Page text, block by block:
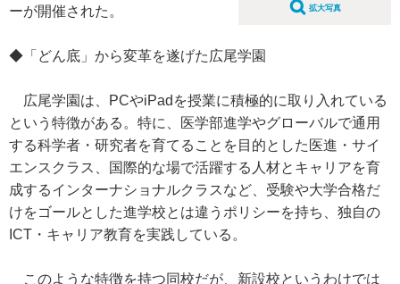
拡大写真
ーが開催された。
◆「どん底」から変革を遂げた広尾学園
広尾学園は、PCやiPadを授業に積極的に取り入れている
という特徴がある。特に、医学部進学やグローバルで通用
する科学者・研究者を育てることを目的とした医進・サイ
エンスクラス、国際的な場で活躍する人材とキャリアを育
成するインターナショナルクラスなど、受験や大学合格だ
けをゴールとした進学校とは違うポリシーを持ち、独自の
ICT・キャリア教育を実践している。
このような特徴を持つ同校だが、新設校というわけでは